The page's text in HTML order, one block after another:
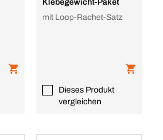
Klebegewicht-Paket
mit Loop-Rachet-Satz
Dieses Produkt
vergleichen